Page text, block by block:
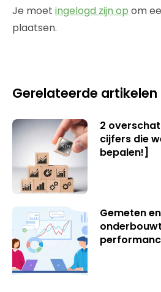
Je moet ingelogd zijn op om
plaatsen.
Gerelateerde artikelen
2
cijfers die
bepalen!]
Gemeten